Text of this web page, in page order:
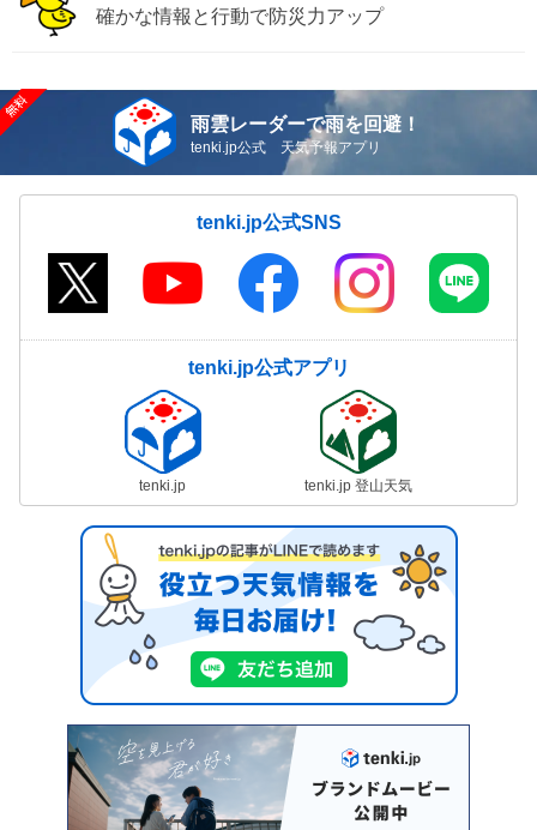
確かな情報と行動で防災力アップ
雨雲レーダーで雨を回避！
tenki.jp公式 天気予報アプリ
tenki.jp公式SNS
tenki.jp公式アプリ
tenki.jp tenki.jp 登山天気